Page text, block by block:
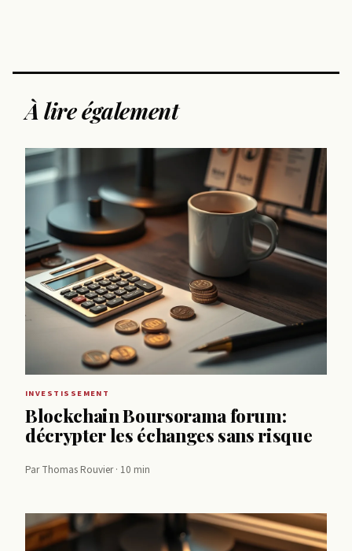
À lire également
INVESTISSEMENT
Blockchain Boursorama forum:
décrypter les échanges sans risque
Par Thomas Rouvier · 10 min